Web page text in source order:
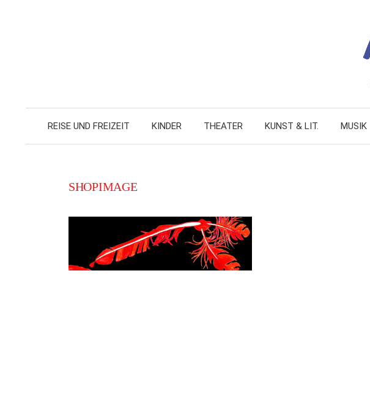
REISE UND FREIZEIT KINDER THEATER KUNST & LIT. MUSIK
shopimage